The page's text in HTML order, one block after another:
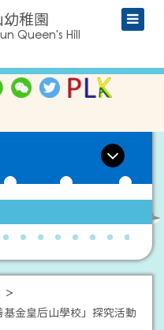
稚園
Queen's Hill
金皇后山學校」探究活動